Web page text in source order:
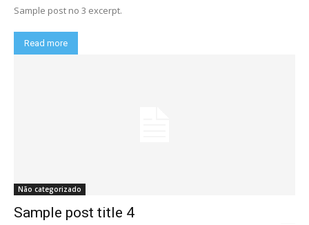
Sample post no 3 excerpt.
Read more
Não categorizado
Sample post title 4